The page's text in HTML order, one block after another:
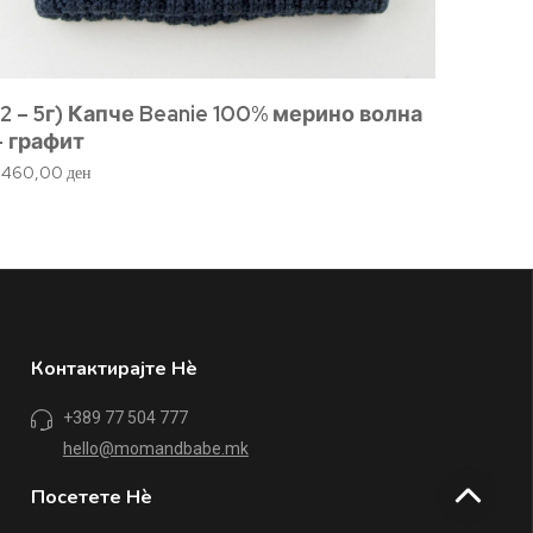
– 5г) Капче Beanie 100% мерино волна
графит
ден
Контактирајте Нè
+389 77 504 777
hello@momandbabe.mk
Посетете Нè